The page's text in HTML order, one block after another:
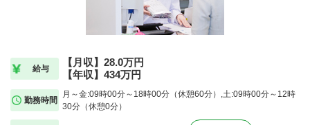
給与
【月収】28.0万円
【年収】434万円
勤務時間
月～金:09時00分～18時00分（休憩60分）,土:09時00分～12時
30分（休憩0分）